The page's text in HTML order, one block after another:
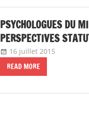
PSYCHOLOGUES DU
PERSPECTIVES
16 juillet 2015
READ MORE